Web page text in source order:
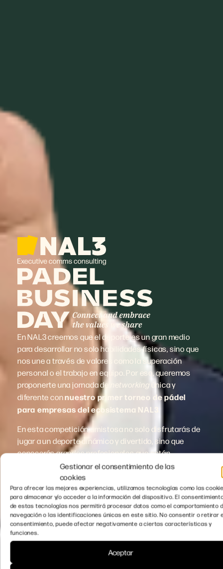
Gestionar el consentimiento de las
cookies
Para ofrecer las mejores experiencias, utilizamos tecnologías como las
para almacenar y/o acceder a la información del dispositivo. El
de estas tecnologías nos permitirá procesar datos como el comportamiento
navegación o las identificaciones únicas en este sitio. No consentir o retirar
consentimiento, puede afectar negativamente a ciertas características y
funciones.
Aceptar
En NAL3 creemos que el deporte es un gran medio
para desarrollar no solo habilidades físicas, sino que
nos une a través de valores como la superación
personal o el trabajo en equipo. Por eso, queremos
proponerte una jornada de
networking única y
diferente connuestro primer torneo de pádel
para empresas del ecosistema NAL3
En esta competición amistosa no solo disfrutarás de
jugar a un deporte dinámico y divertido, sino que
conocerás grandes profesionales que están
deseando conectar contigo. Además, no faltarán los
regalos y las sorpresas.